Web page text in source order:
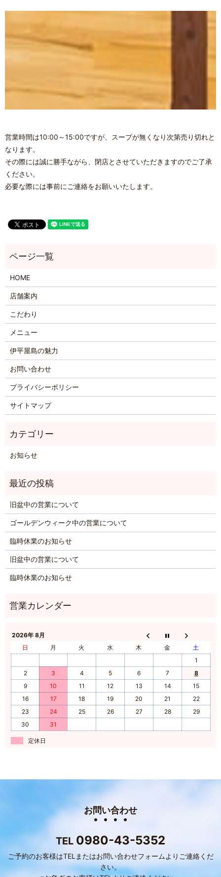
営業時間は10:00～15:00ですが、スープが無くなり次第売り切れと
なります。
その際には誠に勝手ながら、閉店とさせていただきますのでご了承
ください。
必要な際には事前にご連絡をお願いいたします。
HOME
店舗案内
こだわり
メニュー
伊平屋島の魅力
お問い合わせ
プライバシーポリシー
サイトマップ
お知らせ
旧盆中の営業について
ゴールデンウィーク中の営業について
臨時休業のお知らせ
旧盆中の営業について
臨時休業のお知らせ
2026年 8月
日
月 火 水 木 金
土
1
2
3 4 5 6 7
8
9
10 11 12 13 14
15
16
17 18 19 20 21
22
23
24 25 26 27 28
29
30
31
定休日
お問い合わせ
TEL 0980-43-5352
ご予約のお客様はTELまたはお問い合わせフォームよりご連絡くだ
さい。